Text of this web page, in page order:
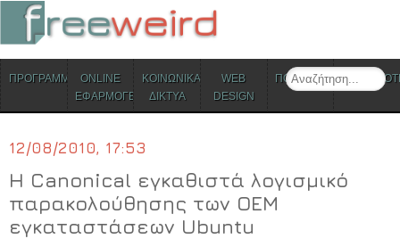
Search
Skip to content
ΠΡΟΓΡΑΜΜΑΤΑONLINE
ΕΦΑΡΜΟΓΕΣ
ΚΟΙΝΩΝΙΚΑ
ΔΙΚΤΥΑ
WEB
DESIGN
ΠΟΛΙΤΙΣΜΟΣ
12/08/2010, 17:53
Η Canonical εγκαθιστά λογισμικό
παρακολούθησης των ΟΕΜ
εγκαταστάσεων Ubuntu